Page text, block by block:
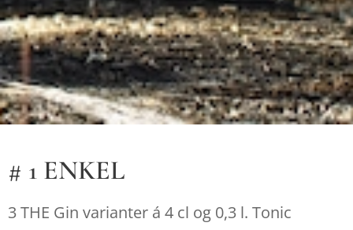
# 1 ENKEL
3 THE Gin varianter á 4 cl og 0,3 l. Tonic